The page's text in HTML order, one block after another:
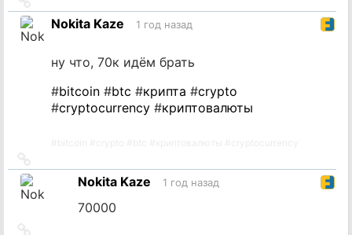
на
источник
Nokita Kaze 1 год назад
ну что, 70к идём брать
#bitcoin #btc #крипта #crypto
#cryptocurrency #криптовалюты
на
источникNokita Kaze 1 год назад
70000